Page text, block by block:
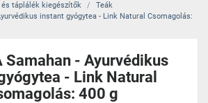
és táplálék kiegészítők
Teák
instant gyógytea - Link Natural Csomagolás:
Samahan - Ayurvédikus
- Link Natural
400 g